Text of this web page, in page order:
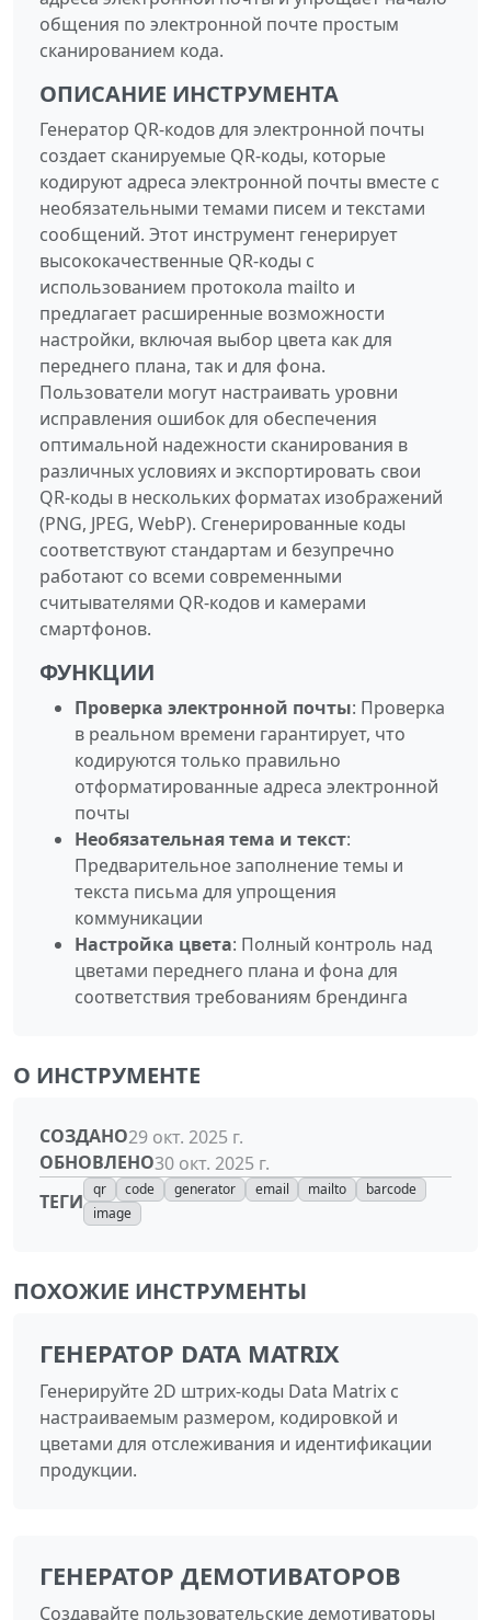
общения по электронной почте простым
сканированием кода.
ОПИСАНИЕ ИНСТРУМЕНТА
Генератор QR-кодов для электронной почты
создает сканируемые QR-коды, которые
кодируют адреса электронной почты вместе с
необязательными темами писем и текстами
сообщений. Этот инструмент генерирует
высококачественные QR-коды с
использованием протокола mailto и
предлагает расширенные возможности
настройки, включая выбор цвета как для
переднего плана, так и для фона.
Пользователи могут настраивать уровни
исправления ошибок для обеспечения
оптимальной надежности сканирования в
различных условиях и экспортировать свои
QR-коды в нескольких форматах изображений
(PNG, JPEG, WebP). Сгенерированные коды
соответствуют стандартам и безупречно
работают со всеми современными
считывателями QR-кодов и камерами
смартфонов.
ФУНКЦИИ
Проверка электронной почты: Проверка
в реальном времени гарантирует, что
кодируются только правильно
отформатированные адреса электронной
почты
Необязательная тема и текст:
Предварительное заполнение темы и
текста письма для упрощения
коммуникации
Настройка цвета: Полный контроль над
цветами переднего плана и фона для
соответствия требованиям брендинга
О ИНСТРУМЕНТЕ
СОЗДАНО29 окт. 2025 г.
ОБНОВЛЕНО30 окт. 2025 г.
ТЕГИ
qr code generator email mailto
barcode
image
ПОХОЖИЕ ИНСТРУМЕНТЫ
ГЕНЕРАТОР DATA MATRIX
Генерируйте 2D штрих-коды Data Matrix с
настраиваемым размером, кодировкой и
цветами для отслеживания и идентификации
продукции.
ГЕНЕРАТОР ДЕМОТИВАТОРОВ
Создавайте пользовательские демотиваторы